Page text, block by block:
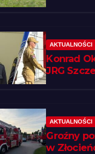
AKTUALNOŚCI
Konrad
JRG
AKTUALNOŚCI
Groźny
w